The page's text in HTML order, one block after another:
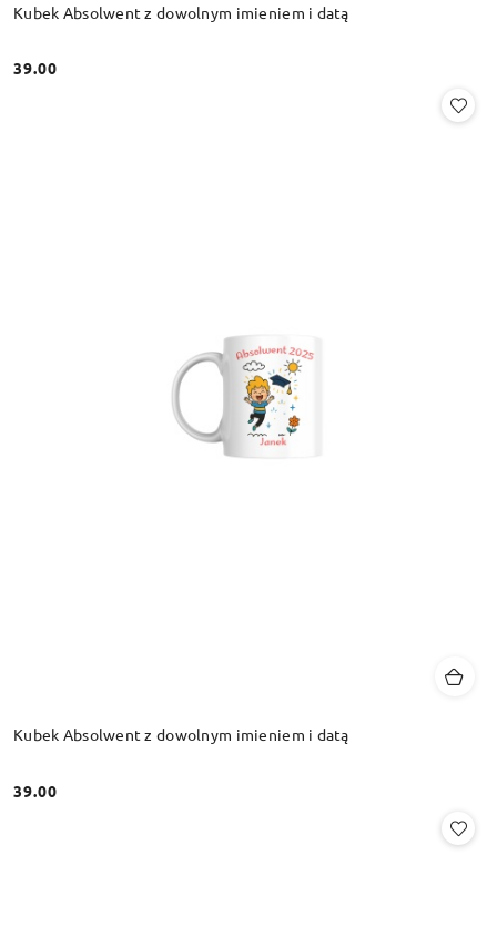
Kubek Absolwent z dowolnym imieniem i datą
Cena:
39.00
Kubek Absolwent z dowolnym imieniem i datą
Cena:
39.00